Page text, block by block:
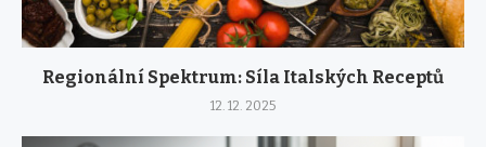
Regionální Spektrum: Síla Italských Receptů
12. 12. 2025